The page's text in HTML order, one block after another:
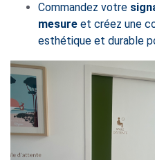
Commandez votre
mesure et créez une
esthétique et durable